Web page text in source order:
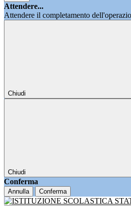
Attendere...
Attendere il completamento
Chiudi
Chiudi
Conferma
Annulla Conferma